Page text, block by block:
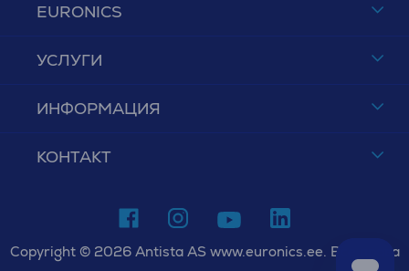
EURONICS
УСЛУГИ
ИНФОРМАЦИЯ
КОНТАКТ
Copyright © 2026 Antista AS www.euronics.ee. Все права